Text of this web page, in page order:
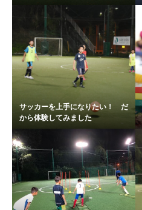
サッカーを上手になりたい！ だ
から体験してみました